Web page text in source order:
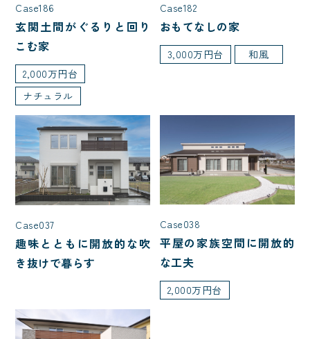
Case186
玄関土間がぐるりと回り
こむ家
2,000万円台
ナチュラル
Case182
おもてなしの家
3,000万円台 和風
Case037
趣味とともに開放的な吹
き抜けで暮らす
Case038
平屋の家族空間に開放的
な工夫
2,000万円台
種類
二世帯住宅
特殊建築
屋根型
入母屋 切妻
大屋根
こだわり・性能
サーフィン
吹き抜けのある家